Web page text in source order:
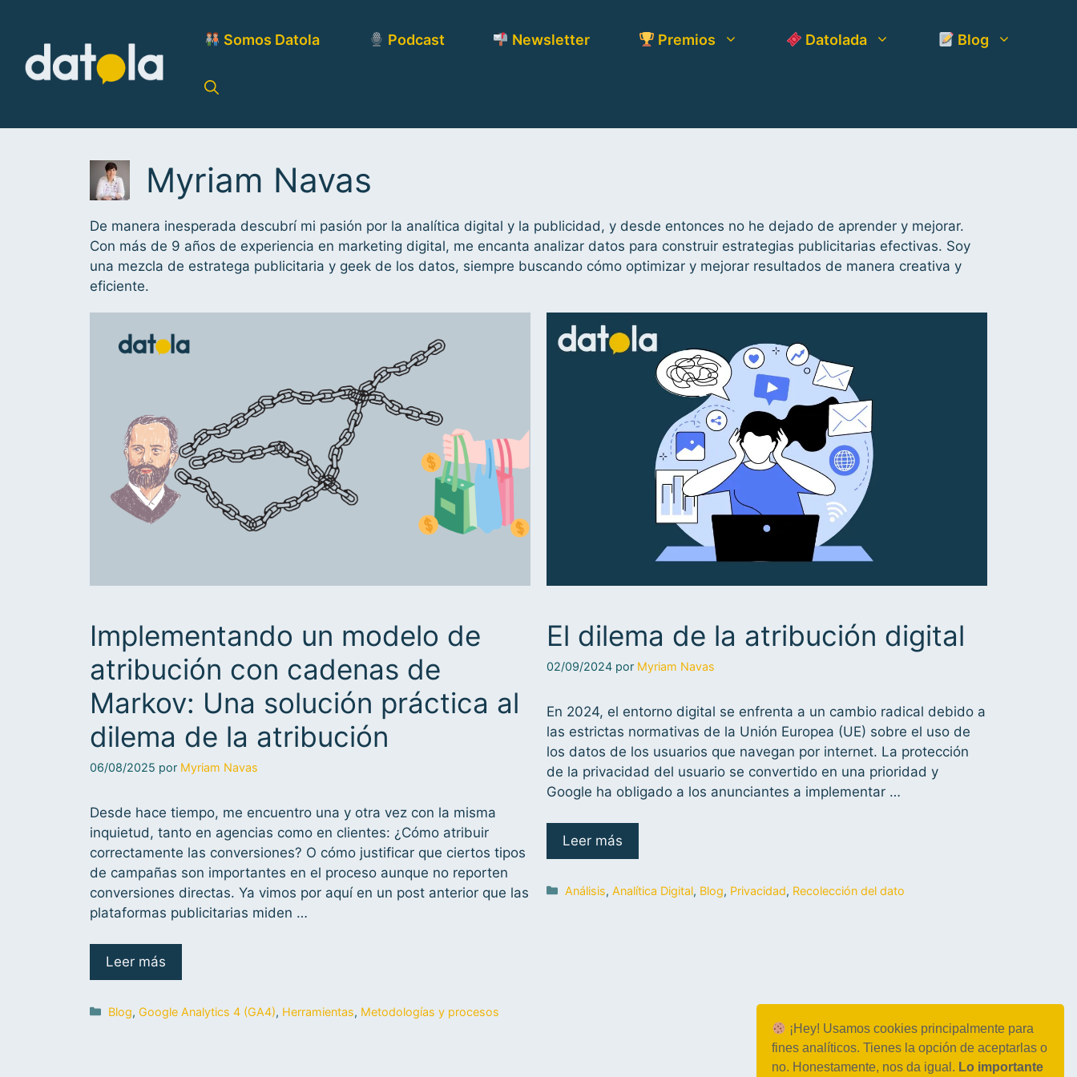
¡Hey! Usamos cookies principalmente para
fines analíticos. Tienes la opción de aceptarlas o
no. Honestamente, nos da igual. Lo importante
Somos Datola Podcast Newsletter Premios Datolada Blog
Myriam Navas
De manera inesperada descubrí mi pasión por la analítica digital y la publicidad, y desde entonces no he dejado de aprender y mejorar.
Con más de 9 años de experiencia en marketing digital, me encanta analizar datos para construir estrategias publicitarias efectivas. Soy
una mezcla de estratega publicitaria y geek de los datos, siempre buscando cómo optimizar y mejorar resultados de manera creativa y
eficiente.
Implementando un modelo de
atribución con cadenas de
Markov: Una solución práctica al
dilema de la atribución
06/08/2025 por Myriam Navas
Desde hace tiempo, me encuentro una y otra vez con la misma
inquietud, tanto en agencias como en clientes: ¿Cómo atribuir
correctamente las conversiones? O cómo justificar que ciertos tipos
de campañas son importantes en el proceso aunque no reporten
conversiones directas. Ya vimos por aquí en un post anterior que las
plataformas publicitarias miden …
Leer más
Blog, Google Analytics 4 (GA4), Herramientas, Metodologías y procesos
El dilema de la atribución digital
02/09/2024 por Myriam Navas
En 2024, el entorno digital se enfrenta a un cambio radical debido a
las estrictas normativas de la Unión Europea (UE) sobre el uso de
los datos de los usuarios que navegan por internet. La protección
de la privacidad del usuario se convertido en una prioridad y
Google ha obligado a los anunciantes a implementar …
Leer más
Análisis,Analítica Digital, Blog, Privacidad, Recolección del dato